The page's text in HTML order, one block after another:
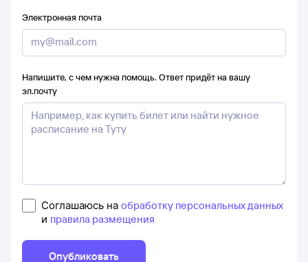
Электронная почта
Напишите, с чем нужна помощь. Ответ придёт на вашу
эл.почту
Соглашаюсь на обработку персональных данных
и правила размещения
Опубликовать